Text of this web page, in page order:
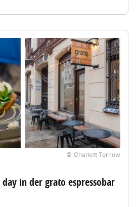
© Charlott Tornow
in der grato espressobar